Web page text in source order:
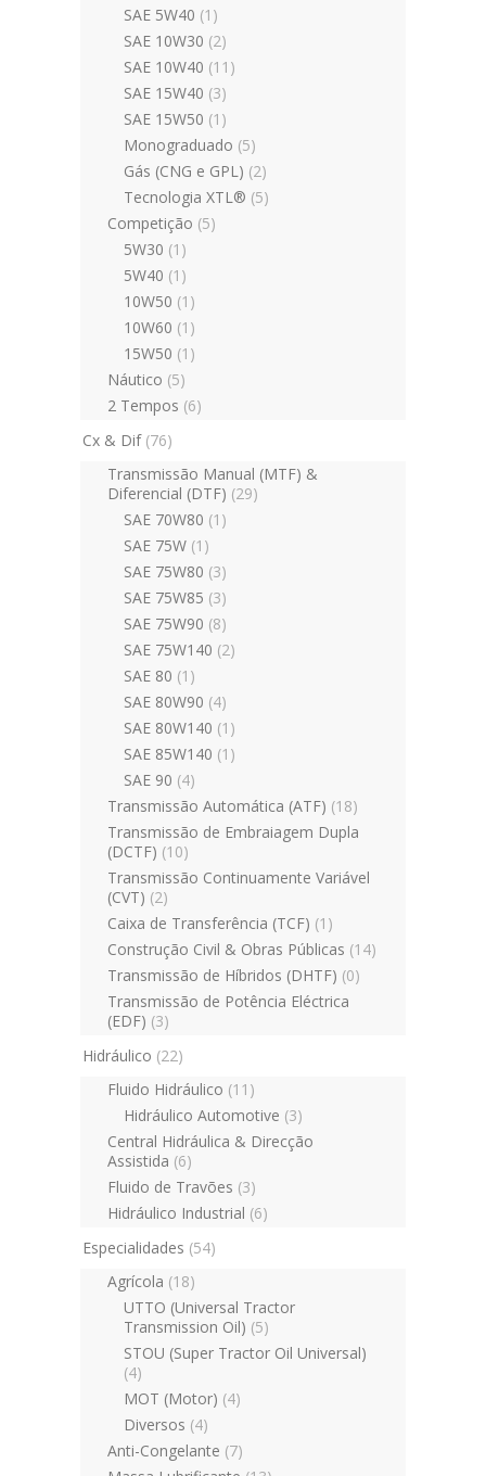
SAE 5W40 (1)
SAE 10W30 (2)
SAE 10W40 (11)
SAE 15W40 (3)
SAE 15W50 (1)
Monograduado (5)
Gás (CNG e GPL) (2)
Tecnologia XTL® (5)
Competição (5)
5W30 (1)
5W40 (1)
10W50 (1)
10W60 (1)
15W50 (1)
Náutico (5)
2 Tempos (6)
Cx & Dif (76)
Transmissão Manual (MTF) &
Diferencial (DTF) (29)
SAE 70W80 (1)
SAE 75W (1)
SAE 75W80 (3)
SAE 75W85 (3)
SAE 75W90 (8)
SAE 75W140 (2)
SAE 80 (1)
SAE 80W90 (4)
SAE 80W140 (1)
SAE 85W140 (1)
SAE 90 (4)
Transmissão Automática (ATF) (18)
Transmissão de Embraiagem Dupla
(DCTF) (10)
Transmissão Continuamente Variável
(CVT) (2)
Caixa de Transferência (TCF) (1)
Construção Civil & Obras Públicas (14)
Transmissão de Híbridos (DHTF) (0)
Transmissão de Potência Eléctrica
(EDF) (3)
Hidráulico (22)
Fluido Hidráulico (11)
Hidráulico Automotive (3)
Central Hidráulica & Direcção
Assistida (6)
Fluido de Travões (3)
Hidráulico Industrial (6)
Especialidades (54)
Agrícola (18)
UTTO (Universal Tractor
Transmission Oil) (5)
STOU (Super Tractor Oil Universal)
(4)
MOT (Motor) (4)
Diversos (4)
Anti-Congelante (7)